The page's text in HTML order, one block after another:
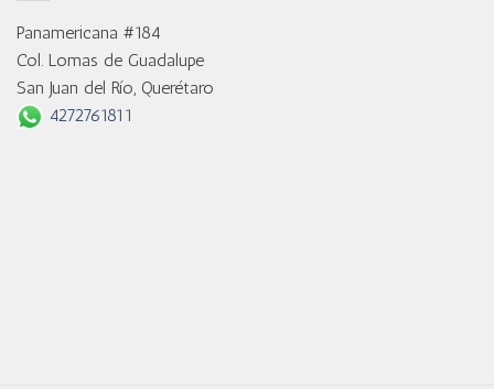
Panamericana #184
Col. Lomas de Guadalupe
San Juan del Río, Querétaro
4272761811